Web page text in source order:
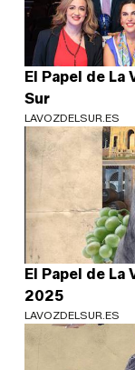
El Papel de La
Sur
LAVOZDELSUR.ES
El Papel de
2025
LAVOZDELSUR.ES